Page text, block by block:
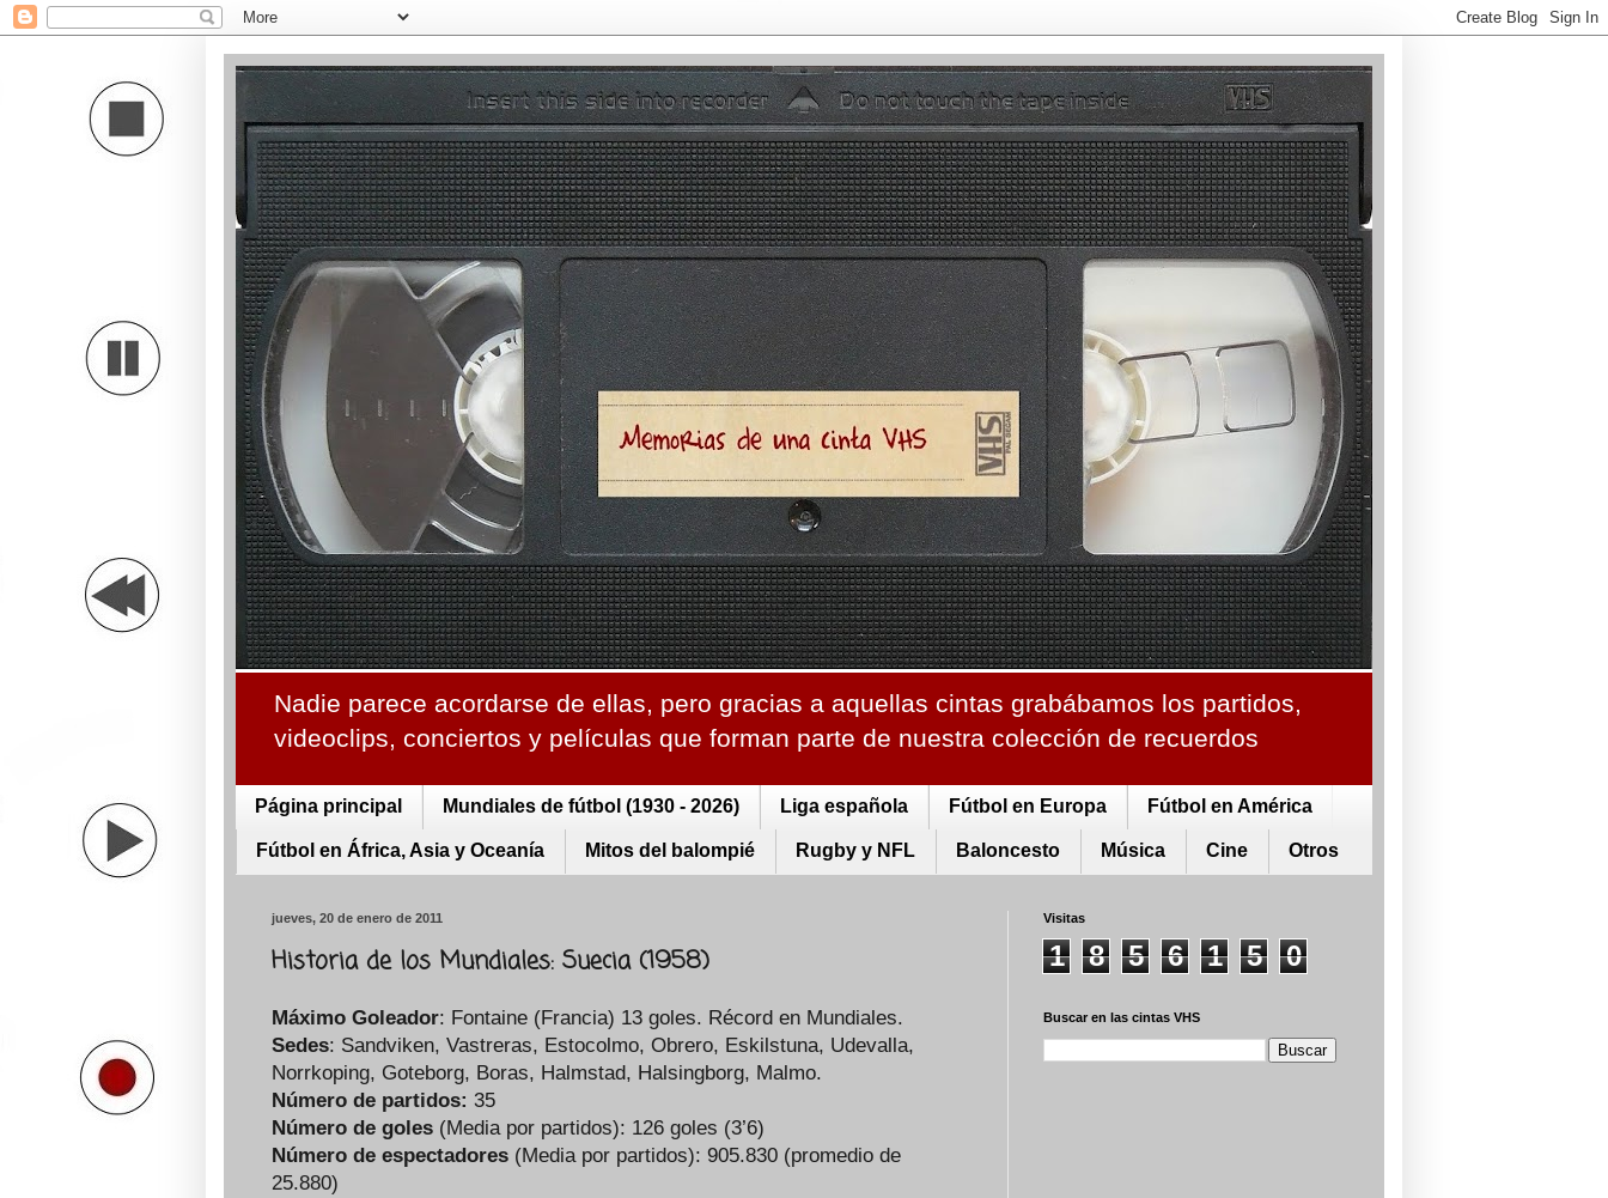
Nadie parece acordarse de ellas, pero gracias a aquellas cintas grabábamos los partidos,
videoclips, conciertos y películas que forman parte de nuestra colección de recuerdos
Página principal Mundiales de fútbol (1930 - 2026) Liga española Fútbol en Europa Fútbol en América
Fútbol en África, Asia y Oceanía Mitos del balompié Rugby y NFL Baloncesto Música Cine Otros
jueves, 20 de enero de 2011
Historia de los Mundiales: Suecia (1958)
Máximo Goleador: Fontaine (Francia) 13 goles. Récord en Mundiales.
Sedes: Sandviken, Vastreras, Estocolmo, Obrero, Eskilstuna, Udevalla,
Norrkoping, Goteborg, Boras, Halmstad, Halsingborg, Malmo.
Número de partidos: 35
Número de goles (Media por partidos): 126 goles (3’6)
Número de espectadores (Media por partidos): 905.830 (promedio de
25.880)
Visitas
1 8 5 6 1 5 0
Buscar en las cintas VHS